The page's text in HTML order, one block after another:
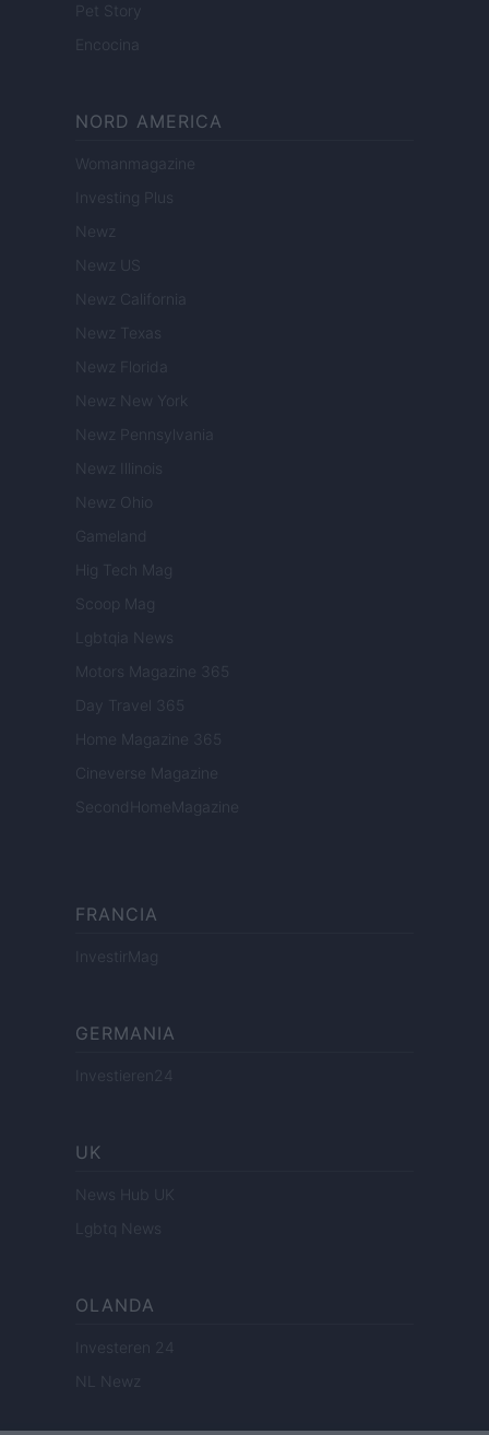
Pet Story
Encocina
NORD AMERICA
Womanmagazine
Investing Plus
Newz
Newz US
Newz California
Newz Texas
Newz Florida
Newz New York
Newz Pennsylvania
Newz Illinois
Newz Ohio
Gameland
Hig Tech Mag
Scoop Mag
Lgbtqia News
Motors Magazine 365
Day Travel 365
Home Magazine 365
Cineverse Magazine
SecondHomeMagazine
FRANCIA
InvestirMag
GERMANIA
Investieren24
UK
News Hub UK
Lgbtq News
OLANDA
Investeren 24
NL Newz